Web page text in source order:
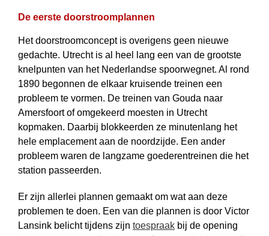
De eerste doorstroomplannen
Het doorstroomconcept is overigens geen nieuwe
gedachte. Utrecht is al heel lang een van de grootste
knelpunten van het Nederlandse spoorwegnet. Al rond
1890 begonnen de elkaar kruisende treinen een
probleem te vormen. De treinen van Gouda naar
Amersfoort of omgekeerd moesten in Utrecht
kopmaken. Daarbij blokkeerden ze minutenlang het
hele emplacement aan de noordzijde. Een ander
probleem waren de langzame goederentreinen die het
station passeerden.
Er zijn allerlei plannen gemaakt om wat aan deze
problemen te doen. Een van die plannen is door Victor
Lansink belicht tijdens zijn toespraak bij de opening